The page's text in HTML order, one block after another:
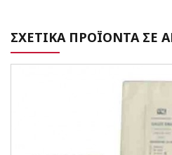
ΣΧΕΤΙΚΑ ΠΡΟΪΟΝΤΑ ΣΕ